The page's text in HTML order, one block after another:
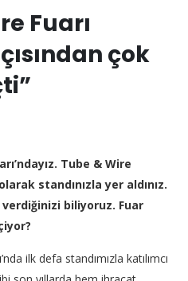
Fuarı
çok
Tube & Wire
standınızla yer aldınız.
verdiğinizi biliyoruz. Fuar
ilk defa standımızla katılımcı